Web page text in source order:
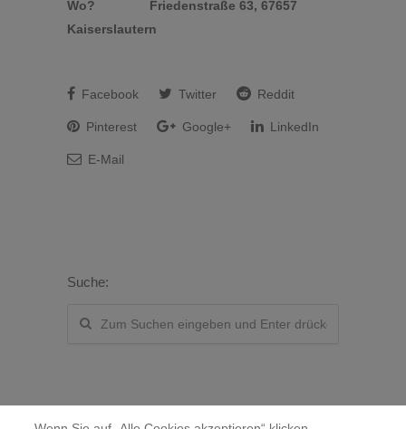
Wo? Friedenstraße 63, 67657
Kaiserslautern
Facebook Twitter Reddit
Pinterest Google+ LinkedIn
E-Mail
Suche: